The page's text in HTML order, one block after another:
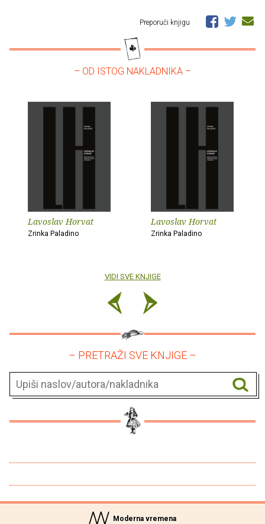
Preporuči knjigu
– OD ISTOG NAKLADNIKA –
Lavoslav Horvat
Zrinka Paladino
Lavoslav Horvat
Zrinka Paladino
VIDI SVE KNJIGE
– PRETRAŽI SVE KNJIGE –
Moderna vremena